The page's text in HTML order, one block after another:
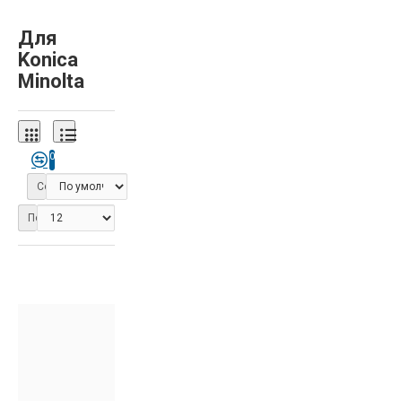
Для
Konica
Minolta
0
Сортировка:
Показать: